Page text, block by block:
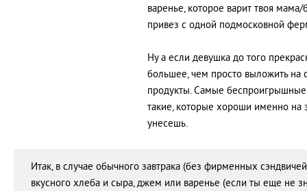
варенье, которое варит твоя
привез с одной подмосковной
Ну а если девушка до того
большее, чем просто выложить на
продукты. Самые беспроигрышные
такие, которые хороши именно на
унесешь.
Итак, в случае обычного завтрака (без фирменных
вкусного хлеба и сыра, джем или варенье (если ты еще не